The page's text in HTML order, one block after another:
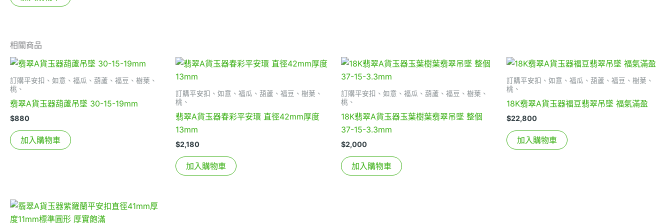
相關商品
訂購平安扣、如意、福瓜、葫蘆、福豆、樹葉、
桃、
翡翠A貨玉器葫蘆吊墜 30-15-19mm
$880
加入購物車
訂購平安扣、如意、福瓜、葫蘆、福豆、樹葉、
桃、
翡翠A貨玉器春彩平安環 直徑42mm厚度
13mm
$2,180
加入購物車
訂購平安扣、如意、福瓜、葫蘆、福豆、樹葉、
桃、
18K翡翠A貨玉器玉葉樹葉翡翠吊墜 整個
37-15-3.3mm
$2,000
加入購物車
訂購平安扣、如意、福瓜、葫蘆、福豆、樹葉、
桃、
18K翡翠A貨玉器福豆翡翠吊墜 福氣滿盈
$22,800
加入購物車